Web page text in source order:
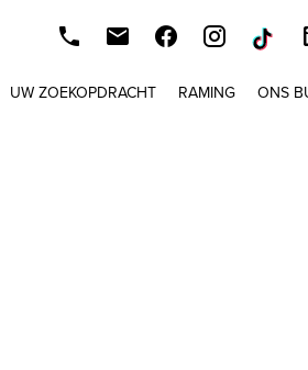
UW ZOEKOPDRACHT RAMING ONS